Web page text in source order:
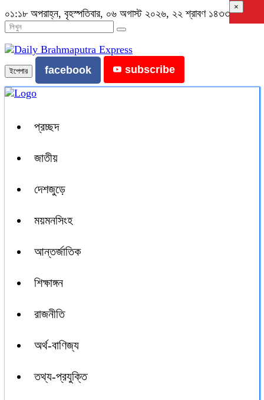
০১:১৮ অপরাহ্ন, বৃহস্পতিবার, ০৬ অগাস্ট ২০২৬, ২২ শ্রাবণ ১৪৩৩ বঙ্গাব্দ
ইপেপার facebook subscribe
প্রচ্ছদ
জাতীয়
দেশজুড়ে
ময়মনসিংহ
আন্তর্জাতিক
শিক্ষাঙ্গন
রাজনীতি
অর্থ-বাণিজ্য
তথ্য-প্রযুক্তি
×